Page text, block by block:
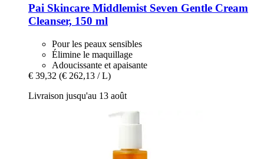
Pai Skincare Middlemist Seven Gentle Cream
Cleanser, 150 ml
Pour les peaux sensibles
Élimine le maquillage
Adoucissante et apaisante
€ 39,32 (€ 262,13 / L)
Livraison jusqu'au 13 août